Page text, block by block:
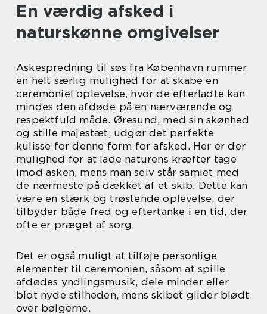
En værdig afsked i
naturskønne omgivelser
Askespredning til søs fra København rummer
en helt særlig mulighed for at skabe en
ceremoniel oplevelse, hvor de efterladte kan
mindes den afdøde på en nærværende og
respektfuld måde. Øresund, med sin skønhed
og stille majestæt, udgør det perfekte
kulisse for denne form for afsked. Her er der
mulighed for at lade naturens kræfter tage
imod asken, mens man selv står samlet med
de nærmeste på dækket af et skib. Dette kan
være en stærk og trøstende oplevelse, der
tilbyder både fred og eftertanke i en tid, der
ofte er præget af sorg.
Det er også muligt at tilføje personlige
elementer til ceremonien, såsom at spille
afdødes yndlingsmusik, dele minder eller
blot nyde stilheden, mens skibet glider blødt
over bølgerne.